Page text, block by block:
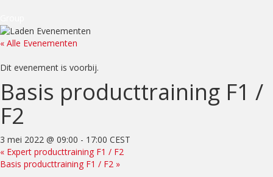
« Alle Evenementen
Dit evenement is voorbij.
Basis producttraining F1 /
F2
3 mei 2022 @ 09:00 - 17:00 CEST
« Expert producttraining F1 / F2
Basis producttraining F1 / F2 »